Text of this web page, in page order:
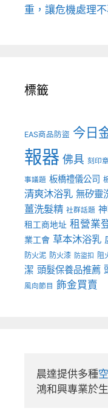
重，讓危機處理
標籤
EAS商品防盜 今日
報器 佛具 刻印章
事議題 板橋禮儀公司
清爽沐浴乳 無矽靈
薑洗髮精 社群話題
租工商地址 租營業
業工會 草本沐浴乳
防火泥 防火漆 防盜扣 阻
潔 頭髮保養品推薦
風向節目 飾金買賣
晨達提供多種
鴻和興專業於